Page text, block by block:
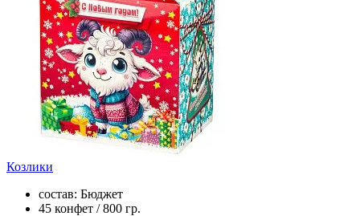
Козлики
состав: Бюджет
45 конфет / 800 гр.